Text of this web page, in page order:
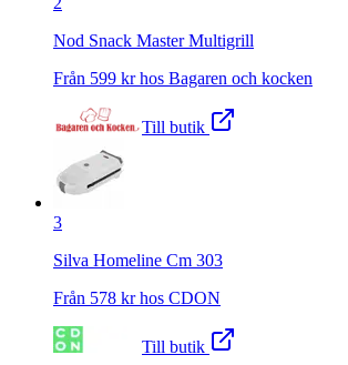
Nod Snack Master Multigrill
Från 599 kr hos Bagaren och kocken
Till butik
3
Silva Homeline Cm 303
Från 578 kr hos CDON
Till butik